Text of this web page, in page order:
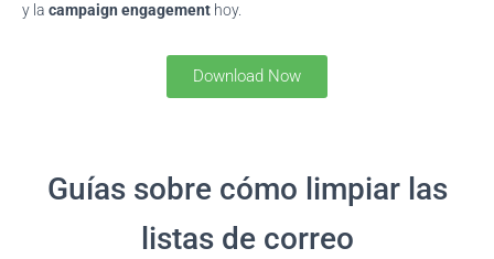
y la campaign engagement hoy.
Download Now
Guías sobre cómo limpiar las
listas de correo